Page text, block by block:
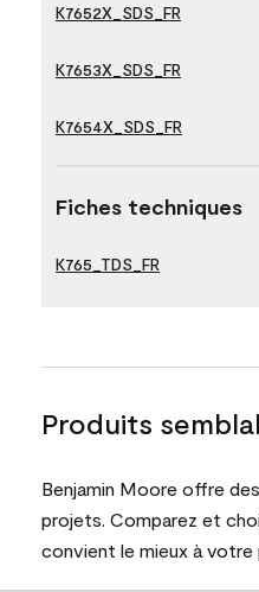
K7652X_SDS_FR
K7653X_SDS_FR
K7654X_SDS_FR
Fiches techniques
K765_TDS_FR
Produits
Benjamin Moore offre
projets. Comparez et
convient le mieux à votre